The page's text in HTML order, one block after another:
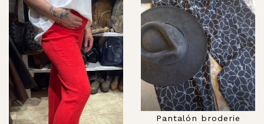
Pantalón broderie